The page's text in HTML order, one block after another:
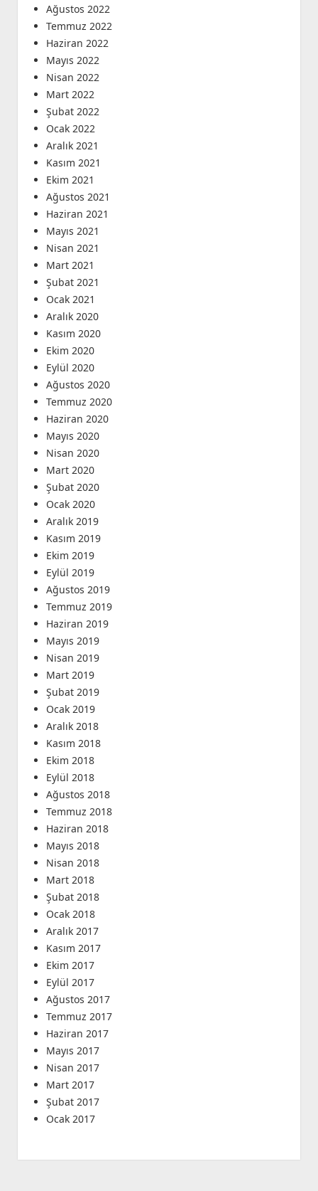
Ağustos 2022
Temmuz 2022
Haziran 2022
Mayıs 2022
Nisan 2022
Mart 2022
Şubat 2022
Ocak 2022
Aralık 2021
Kasım 2021
Ekim 2021
Ağustos 2021
Haziran 2021
Mayıs 2021
Nisan 2021
Mart 2021
Şubat 2021
Ocak 2021
Aralık 2020
Kasım 2020
Ekim 2020
Eylül 2020
Ağustos 2020
Temmuz 2020
Haziran 2020
Mayıs 2020
Nisan 2020
Mart 2020
Şubat 2020
Ocak 2020
Aralık 2019
Kasım 2019
Ekim 2019
Eylül 2019
Ağustos 2019
Temmuz 2019
Haziran 2019
Mayıs 2019
Nisan 2019
Mart 2019
Şubat 2019
Ocak 2019
Aralık 2018
Kasım 2018
Ekim 2018
Eylül 2018
Ağustos 2018
Temmuz 2018
Haziran 2018
Mayıs 2018
Nisan 2018
Mart 2018
Şubat 2018
Ocak 2018
Aralık 2017
Kasım 2017
Ekim 2017
Eylül 2017
Ağustos 2017
Temmuz 2017
Haziran 2017
Mayıs 2017
Nisan 2017
Mart 2017
Şubat 2017
Ocak 2017